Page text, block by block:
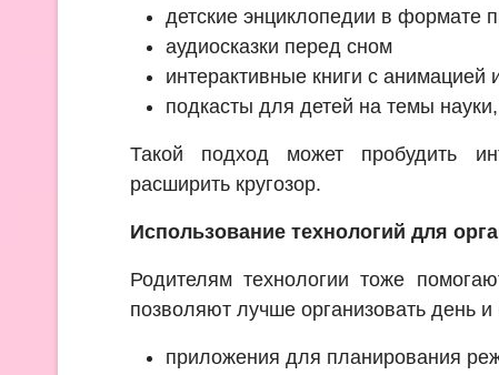
детские энциклопедии в формате
аудиосказки перед сном
интерактивные книги с анимацией
подкасты для детей на темы
Такой подход может пробудить
расширить кругозор.
Использование технологий для
Родителям технологии тоже
позволяют лучше организовать день
приложения для планирования